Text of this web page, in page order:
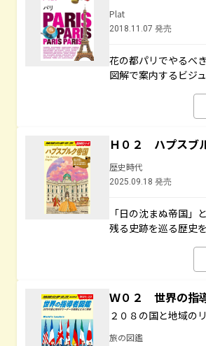
Plat
2018.11.07 発売
花の都パリでやるべ
図解で案内するビジ
Ｈ０２ ハプスブ
歴史時代
2025.09.18 発売
「日の沈まぬ帝国
残る史跡を巡る歴史
Ｗ０２ 世界の指
２０８の国と地域の
旅の図鑑